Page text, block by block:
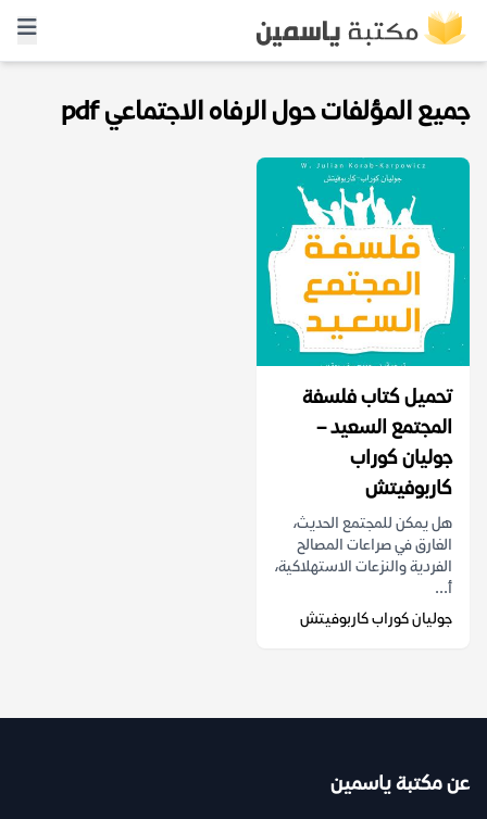
جميع المؤلفات حول الرفاه الاجتماعي pdf
تحميل كتاب فلسفة
المجتمع السعيد –
جوليان كوراب
كاربوفيتش
هل يمكن للمجتمع الحديث،
الغارق في صراعات المصالح
الفردية والنزعات الاستهلاكية،
أ...
جوليان كوراب كاربوفيتش
عن مكتبة ياسمين